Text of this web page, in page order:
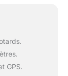
GPS.